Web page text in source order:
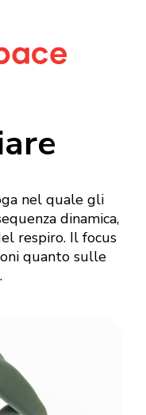
nel quale gli
dinamica,
respiro. Il focus
quanto sulle
MindBody
e
su